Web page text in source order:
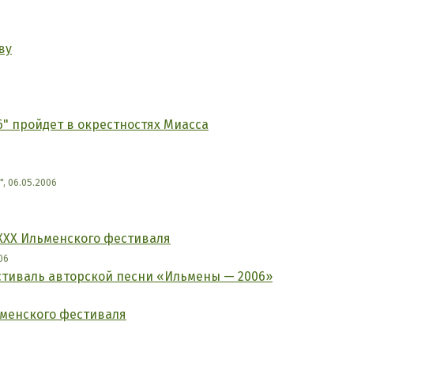
в окрестностях Миасса
06.05.2006
Ильменского фестиваля
авторской песни «Ильмены — 2006»
фестиваля